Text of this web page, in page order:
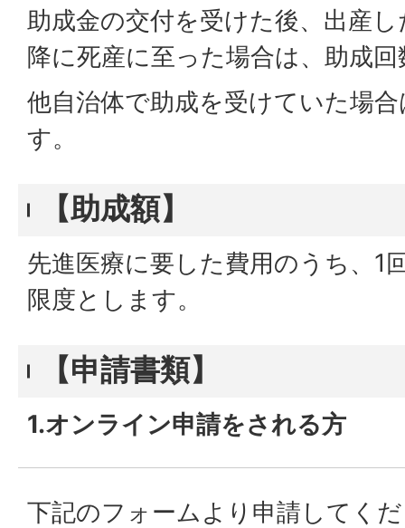
助成金の交付を受けた後、出産
降に死産に至った場合は、助成
他自治体で助成を受けていた場
す。
【助成額】
先進医療に要した費用のうち、1
限度とします。
【申請書類】
1.オンライン申請をされる方
下記のフォームより申請してく